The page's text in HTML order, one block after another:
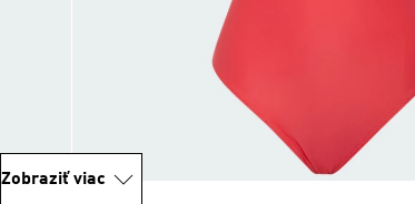
Zobraziť viac